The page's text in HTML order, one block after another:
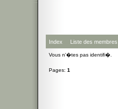
Index Liste des membres
Vous n'�tes pas identifi�.
Pages: 1